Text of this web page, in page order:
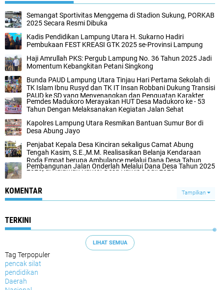
Semangat Sportivitas Menggema di Stadion Sukung, PORKAB
2025 Secara Resmi Dibuka
Kadis Pendidikan Lampung Utara H. Sukarno Hadiri
Pembukaan FEST KREASI GTK 2025 se-Provinsi Lampung
Haji Amrullah PKS: Pergub Lampung No. 36 Tahun 2025 Jadi
Momentum Kebangkitan Petani Singkong
Bunda PAUD Lampung Utara Tinjau Hari Pertama Sekolah di
TK Islam Ibnu Rusyd dan TK IT Insan Robbani Dukung Transisi
PAUD ke SD yang Menyenangkan dan Penguatan Karakter
Sejak Dini
Pemdes Madukoro Merayakan HUT Desa Madukoro ke - 53
Tahun Dengan Melaksanakan Kegiatan Jalan Sehat
Kapolres Lampung Utara Resmikan Bantuan Sumur Bor di
Desa Abung Jayo
Penjabat Kepala Desa Kinciran sekaligus Camat Abung
Tengah Kasim, S.E.,M.M. Realisasikan Belanja Kendaraan
Roda Empat berupa Ambulance melalui Dana Desa Tahun
2025, di Halaman Kantor Desa Kamis 3 Juli 2025
Pembangunan Jalan Onderlah Melalui Dana Desa Tahun 2025
KOMENTAR Tampilkan
TERKINI
LIHAT SEMUA
Tag Terpopuler
pencak silat
pendidikan
Daerah